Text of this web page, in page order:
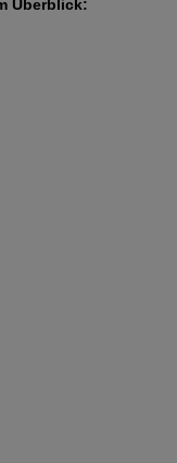
Überblick: